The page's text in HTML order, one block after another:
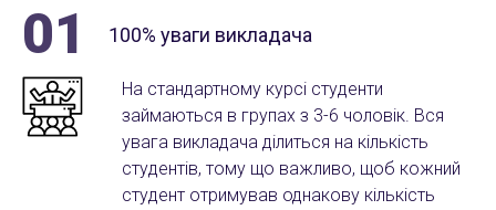
01 100% уваги викладача
На стандартному курсі студенти
займаються в групах з 3-6 чоловік. Вся
увага викладача ділиться на кількість
студентів, тому що важливо, щоб кожний
студент отримував однакову кількість